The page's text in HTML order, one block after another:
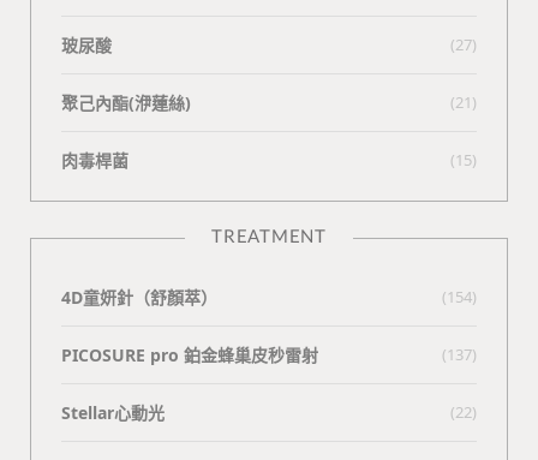
玻尿酸 (27)
聚己內酯(洢蓮絲) (21)
肉毒桿菌 (15)
TREATMENT
4D童妍針（舒顏萃） (154)
PICOSURE pro 鉑金蜂巢皮秒雷射 (137)
Stellar心動光 (22)